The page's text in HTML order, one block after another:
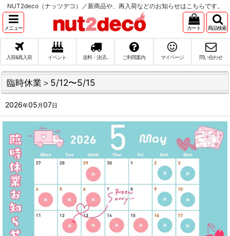
NUT2deco（ナッツデコ）／新商品や、再入荷などのお知らせはこちらです。
メニュー カート 商品検索
入荷&再入荷 イベント 送料・決済... ご利用案内 マイページ 問い合わせ
臨時休業＞5/12〜5/15
2026年05 月07日